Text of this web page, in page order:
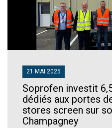
21 MAI 2025
Soprofen investit
dédiés aux portes
stores screen sur
Champagney